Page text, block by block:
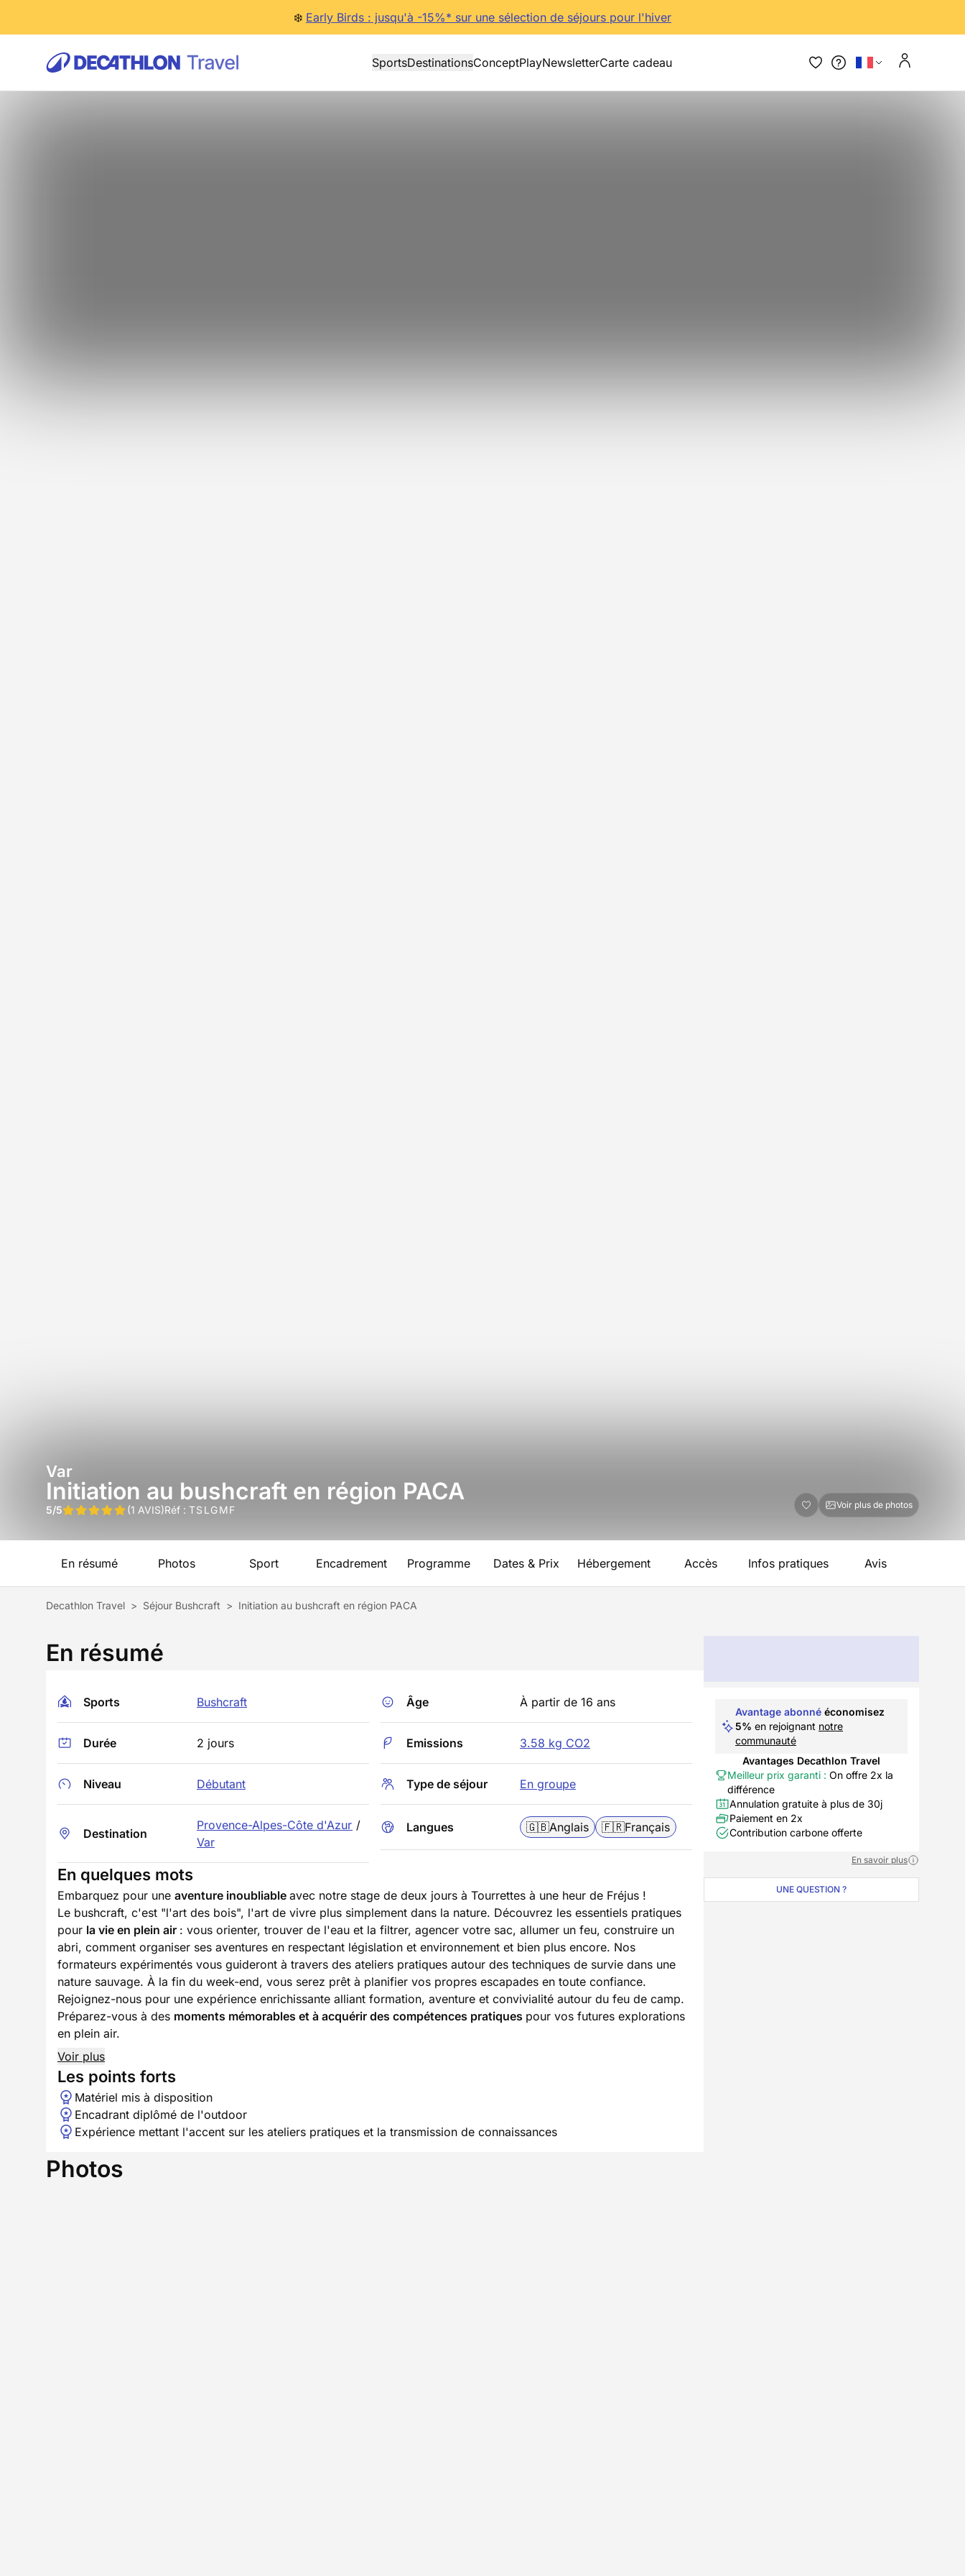
❄️ Early Birds : jusqu'à -15%* sur une sélection de séjours pour l'hiver
SportsDestinationsConceptPlayNewsletterCarte cadeau
Var
Initiation au bushcraft en région PACA
5/5 (1 AVIS)Réf : TSLGMF Voir plus de photos
En résumé Photos Sport Encadrement Programme Dates & Prix Hébergement Accès Infos pratiques Avis
Decathlon Travel > Séjour Bushcraft > Initiation au bushcraft en région PACA
En résumé
Sports Bushcraft
Durée 2 jours
Niveau Débutant
Destination
Provence-Alpes-Côte d'Azur /
Var
Âge À partir de 16 ans
Emissions 3.58 kg CO2
Type de séjour En groupe
Langues 🇬🇧Anglais 🇫🇷Français
En quelques mots
Embarquez pour une aventure inoubliable avec notre stage de deux jours à Tourrettes à une heur de Fréjus !
Le bushcraft, c'est "l'art des bois", l'art de vivre plus simplement dans la nature. Découvrez les essentiels pratiques
pour la vie en plein air : vous orienter, trouver de l'eau et la filtrer, agencer votre sac, allumer un feu, construire un
abri, comment organiser ses aventures en respectant législation et environnement et bien plus encore. Nos
formateurs expérimentés vous guideront à travers des ateliers pratiques autour des techniques de survie dans une
nature sauvage. À la fin du week-end, vous serez prêt à planifier vos propres escapades en toute confiance.
Rejoignez-nous pour une expérience enrichissante alliant formation, aventure et convivialité autour du feu de camp.
Préparez-vous à des moments mémorables et à acquérir des compétences pratiques pour vos futures explorations
en plein air.
Voir plus
Les points forts
Matériel mis à disposition
Encadrant diplômé de l'outdoor
Expérience mettant l'accent sur les ateliers pratiques et la transmission de connaissances
Photos
Avantage abonné économisez
5% en rejoignant notre
communauté
Avantages Decathlon Travel
Meilleur prix garanti : On offre 2x la
différence
Annulation gratuite à plus de 30j
Paiement en 2x
Contribution carbone offerte
En savoir plus
UNE QUESTION ?